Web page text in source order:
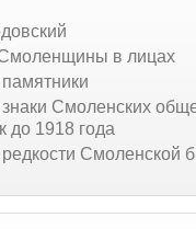
в лицах
Смоленских
до 1918 года
Смоленской